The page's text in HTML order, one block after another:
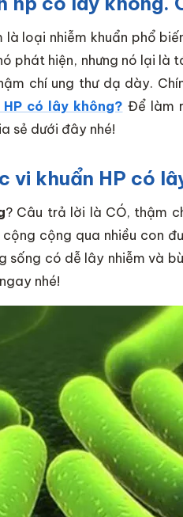
là loại nhiễm khuẩn phổ
phát hiện, nhưng nó lại
chí ung thư dạ dày.
có lây không? Để làm
sẻ dưới đây nhé!
vi khuẩn HP có
? Câu trả lời là CÓ, thậm
cộng qua nhiều con
sống có dễ lây nhiễm và
nhé!